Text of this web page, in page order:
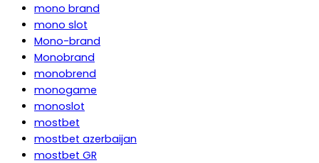
mono brand
mono slot
Mono-brand
Monobrand
monobrend
monogame
monoslot
mostbet
mostbet azerbaijan
mostbet GR